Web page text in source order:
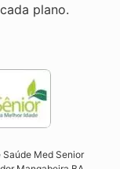
plano.
Saúde Med Senior